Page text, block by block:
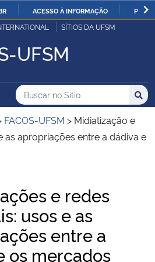
IR
O
ACESSO À INFORMAÇÃO
Pública
e Abastecimento
SÍTIOS DA UFSM
UFSM
do Sítio
Busca
Buscar no no Sítio
Busca:
FACOS-UFSM > Midiatização e
as apropriações entre a dádiva e
e redes
usos e as
entre a
os mercados